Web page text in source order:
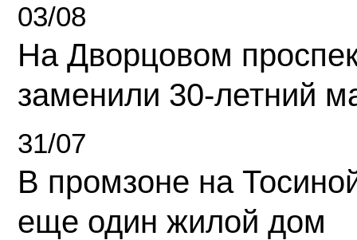
03/08
На Дворцовом
заменили 30-летний
31/07
В промзоне на
еще один жилой дом